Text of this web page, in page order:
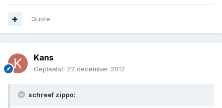
Quote
Kans
Geplaatst: 22 december 2012
schreef zippo: